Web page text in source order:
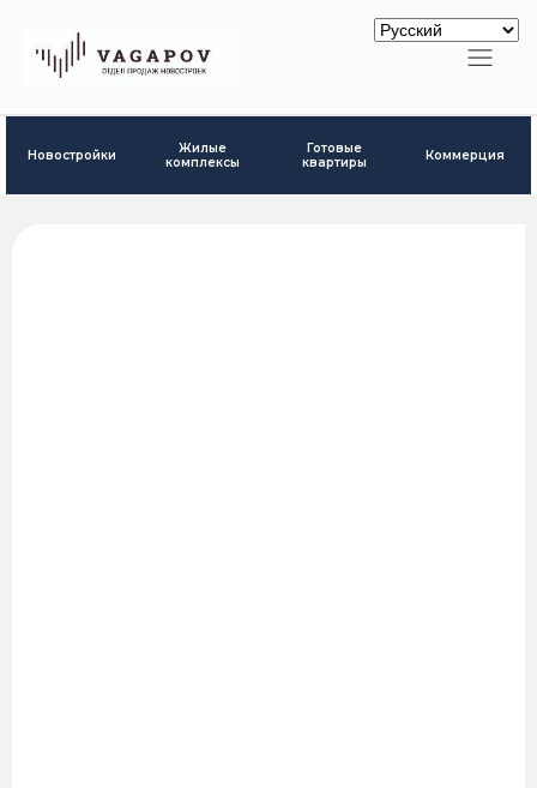
Новостройки
Жилые
комплексы
Готовые
квартиры
Коммерция